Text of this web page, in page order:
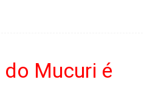
Mucuri é